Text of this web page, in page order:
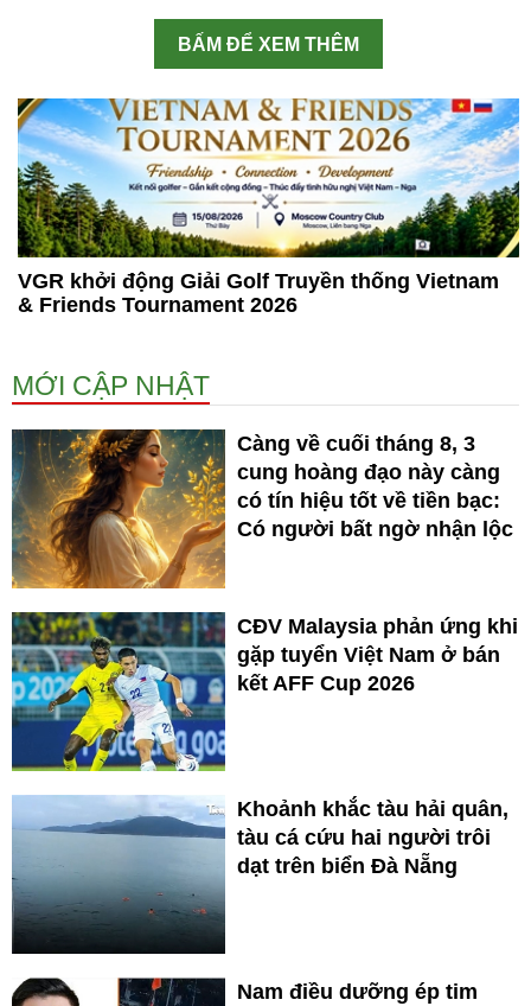
BẤM ĐỂ XEM THÊM
VGR khởi động Giải Golf Truyền thống Vietnam
& Friends Tournament 2026
MỚI CẬP NHẬT
Càng về cuối tháng 8, 3
cung hoàng đạo này càng
có tín hiệu tốt về tiền bạc:
Có người bất ngờ nhận lộc
CĐV Malaysia phản ứng khi
gặp tuyển Việt Nam ở bán
kết AFF Cup 2026
Khoảnh khắc tàu hải quân,
tàu cá cứu hai người trôi
dạt trên biển Đà Nẵng
Nam điều dưỡng ép tim